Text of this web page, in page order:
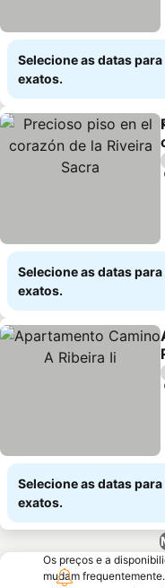
Selecione as datas
exatos.
Selecione as datas
exatos.
Selecione as datas
exatos.
Os preços e a
mudam